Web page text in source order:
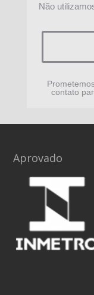
Não
contato
Aprovado